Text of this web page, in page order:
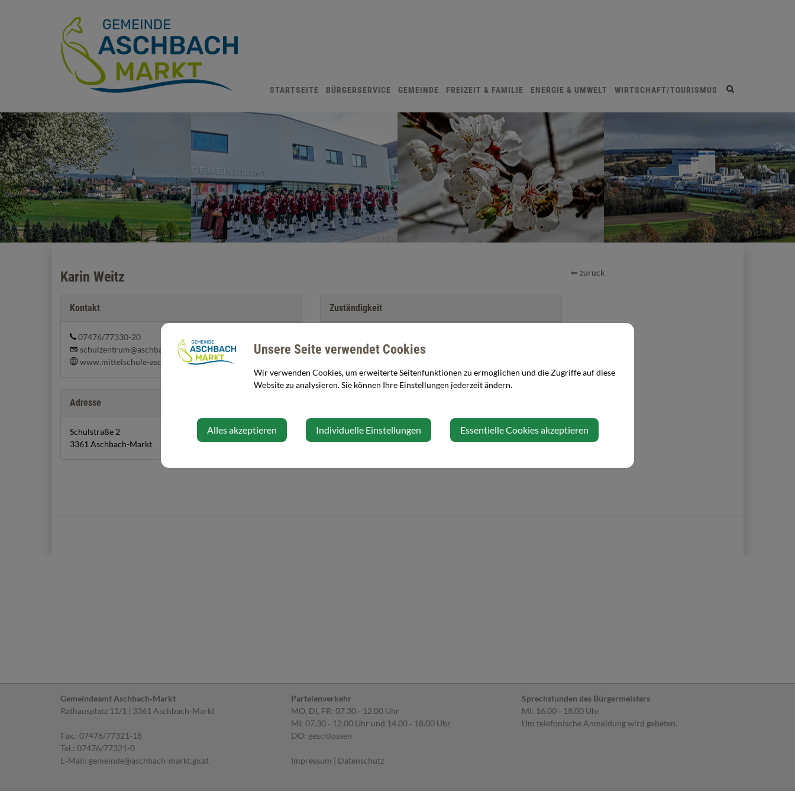
Site
toggle
STARTSEITE BÜRGERSERVICE GEMEINDE FREIZEIT & FAMILIE ENERGIE & UMWELT WIRTSCHAFT/TOURISMUS
Karin Weitz
Kontakt
07476/77330-20
schulzentrum@aschbach-markt.at
www.mittelschule-aschbach.at
Adresse
Schulstraße 2
3361 Aschbach-Markt
Zuständigkeit
⇐ zurück
Gemeindeamt Aschbach‐Markt
Rathausplatz 11/1 | 3361 Aschbach‐Markt
Fax.: 07476/77321‐18
Tel.: 07476/77321-0
E‐Mail: gemeinde@aschbach-markt.gv.at
Parteienverkehr
MO, DI, FR: 07.30 ‐ 12.00 Uhr
MI: 07.30 ‐ 12.00 Uhr und 14.00 ‐ 18.00 Uhr
DO: geschlossen
Impressum | Datenschutz
Sprechstunden des Bürgermeisters
MI: 16.00 ‐ 18.00 Uhr
Um telefonische Anmeldung wird gebeten.
Unsere Seite verwendet Cookies
Wir verwenden Cookies, um erweiterte Seitenfunktionen zu ermöglichen und die Zugriffe auf diese
Website zu analysieren. Sie können Ihre Einstellungen jederzeit ändern.
Alles akzeptieren Individuelle Einstellungen Essentielle Cookies akzeptieren